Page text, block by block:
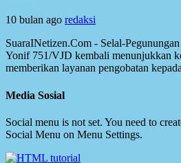
10 bulan ago redaksi
SuaraINetizen.Com - Selal-
Yonif 751/VJD kembali menunjukkan
memberikan layanan pengobatan
Media Sosial
Social menu is not set. You need to
Social Menu on Menu Settings.